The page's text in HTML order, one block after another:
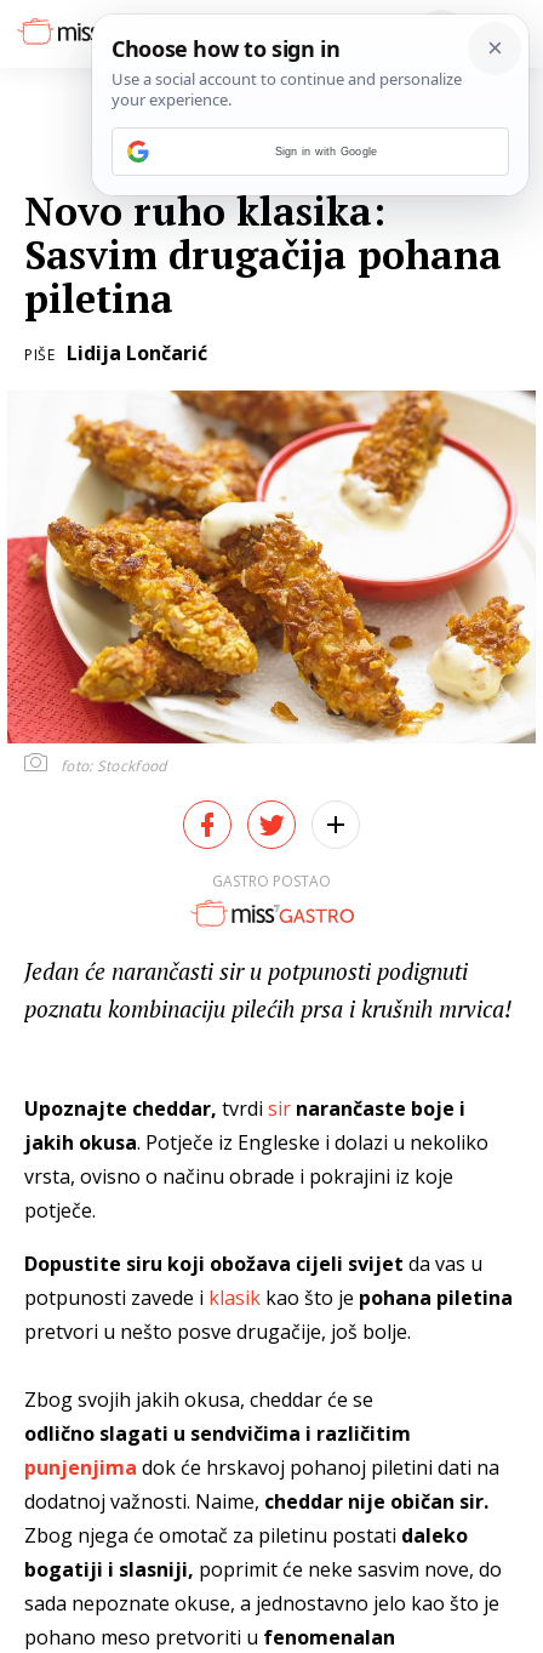
Novo ruho klasika:
Sasvim drugačija pohana
piletina
PIŠE Lidija Lončarić
foto: Stockfood
GASTRO POSTAO
Jedan će narančasti sir u potpunosti podignuti
poznatu kombinaciju pilećih prsa i krušnih mrvica!
Upoznajte cheddar, tvrdi sir narančaste boje i
jakih okusa. Potječe iz Engleske i dolazi u nekoliko
vrsta, ovisno o načinu obrade i pokrajini iz koje
potječe.
Dopustite siru koji obožava cijeli svijet da vas u
potpunosti zavede i klasik kao što je pohana piletina
pretvori u nešto posve drugačije, još bolje.
Zbog svojih jakih okusa, cheddar će se
odlično slagati u sendvičima i različitim
punjenjima dok će hrskavoj pohanoj piletini dati na
dodatnoj važnosti. Naime, cheddar nije običan sir.
Zbog njega će omotač za piletinu postati daleko
bogatiji i slasniji, poprimit će neke sasvim nove, do
sada nepoznate okuse, a jednostavno jelo kao što je
pohano meso pretvoriti u fenomenalan
Sign in with Google